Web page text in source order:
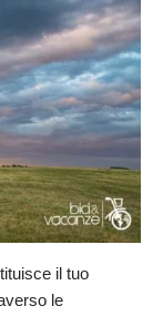
il tuo
le